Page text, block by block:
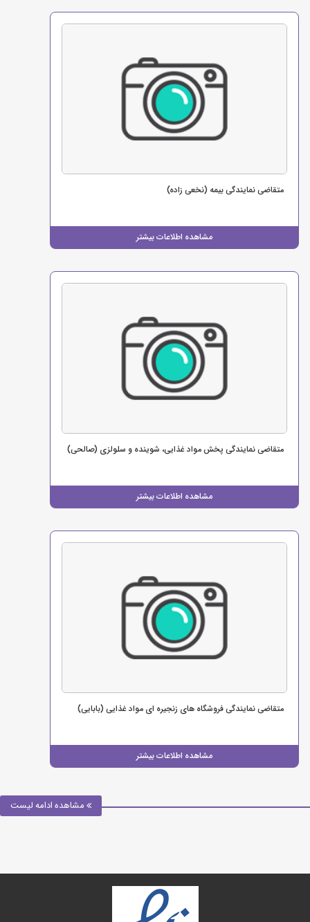
مشاهده اطلاعات بیشتر
متقاضی نمایندگی بیمه (نخعی زاده)
مشاهده اطلاعات بیشتر
متقاضی نمایندگی پخش مواد غذایی، شوینده و سلولزی (صالحی)
مشاهده اطلاعات بیشتر
متقاضی نمایندگی فروشگاه های زنجیره ای مواد غذایی (بابایی)
مشاهده ادامه لیست